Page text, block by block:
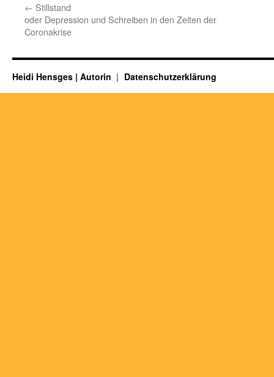
← Stillstand
oder Depression und Schreiben in den Zeiten der
Coronakrise
Heidi Hensges | Autorin Datenschutzerklärung